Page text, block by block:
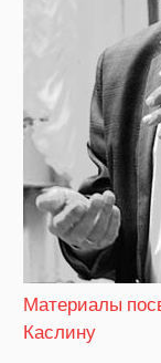
Материалы
Каслину